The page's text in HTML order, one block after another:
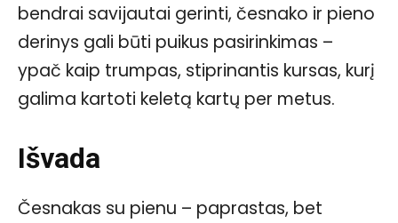
bendrai savijautai gerinti, česnako ir pieno
derinys gali būti puikus pasirinkimas –
ypač kaip trumpas, stiprinantis kursas, kurį
galima kartoti keletą kartų per metus.
Išvada
Česnakas su pienu – paprastas, bet